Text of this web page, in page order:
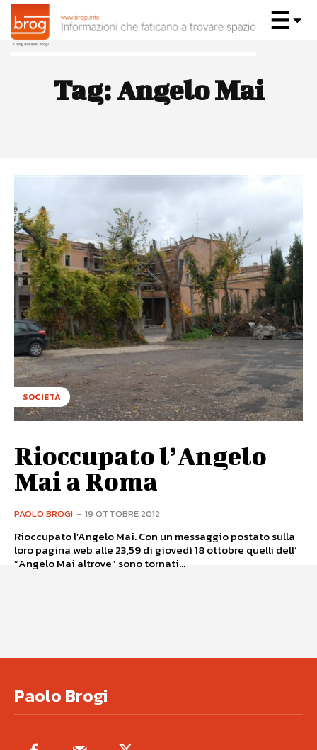
Tag:Angelo Mai
SOCIETÀ
Rioccupato l’Angelo
Mai a Roma
PAOLO BROGI - 19 OTTOBRE 2012
Rioccupato l’Angelo Mai. Con un messaggio postato sulla
loro pagina web alle 23,59 di giovedì 18 ottobre quelli dell’
“Angelo Mai altrove” sono tornati...
Paolo Brogi